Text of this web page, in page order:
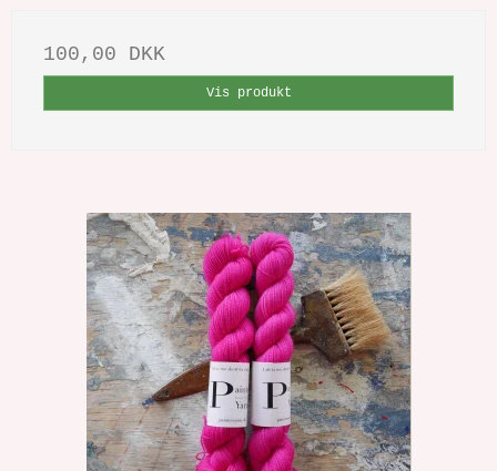
100,00 DKK
Vis produkt